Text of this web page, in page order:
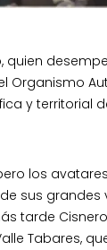
quien
y territorial
los
sus
tarde